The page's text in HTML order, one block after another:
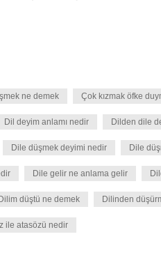
ne demek Çok kızmak öfke
Dil deyim anlamı nedir Dilden dile
Dile düşmek deyimi nedir Dile
Dile gelir ne anlama gelir
Dilim düştü ne demek Dilinden
ile atasözü nedir